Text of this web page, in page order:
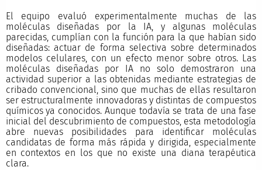
El equipo evaluó experimentalmente muchas de las
moléculas diseñadas por la IA, y algunas moléculas
parecidas, cumplían con la función para la que habían sido
diseñadas: actuar de forma selectiva sobre determinados
modelos celulares, con un efecto menor sobre otros. Las
moléculas diseñadas por IA no solo demostraron una
actividad superior a las obtenidas mediante estrategias de
cribado convencional, sino que muchas de ellas resultaron
ser estructuralmente innovadoras y distintas de compuestos
químicos ya conocidos. Aunque todavía se trata de una fase
inicial del descubrimiento de compuestos, esta metodología
abre nuevas posibilidades para identificar moléculas
candidatas de forma más rápida y dirigida, especialmente
en contextos en los que no existe una diana terapéutica
clara.